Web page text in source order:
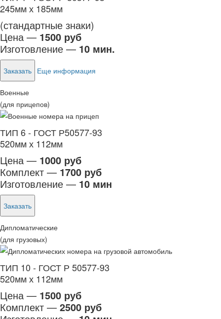
245мм х 185мм
(стандартные знаки)
Цена — 1500 руб
Изготовление — 10 мин.
Заказать Еще информация
Военные
(для прицепов)
ТИП 6 - ГОСТ Р50577-93
520мм х 112мм
Цена — 1000 руб
Комплект — 1700 руб
Изготовление — 10 мин
Заказать
Дипломатические
(для грузовых)
ТИП 10 - ГОСТ Р 50577-93
520мм х 112мм
Цена — 1500 руб
Комплект — 2500 руб